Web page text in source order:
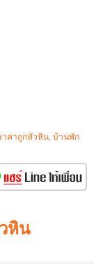
าคาถูกหัวหิน, บ้านพัก
หิน